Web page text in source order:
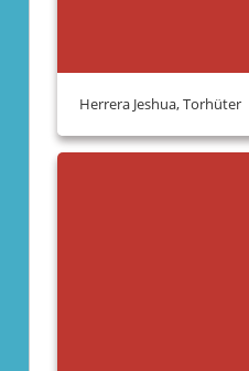
Herrera Jeshua, Torhüter